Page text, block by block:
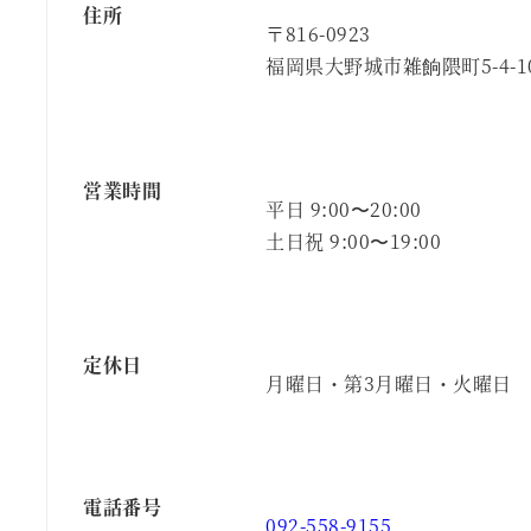
住所
〒816-0923
福岡県大野城市雑餉隈町5-4-
営業時間
平日 9:00〜20:00
土日祝 9:00〜19:00
定休日
月曜日・第3月曜日・火曜日
電話番号